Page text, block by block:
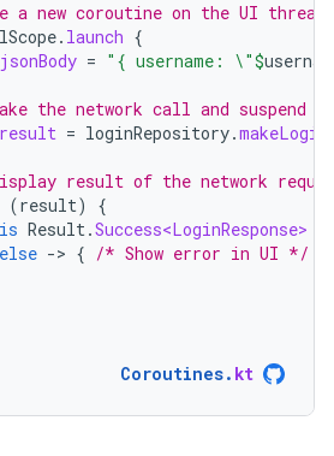
a new coroutine on the UI thread
. launch {
jsonBody = "{ username: \"$
the network call and
result = loginRepository.
result of the network
(result)
{
is Result.Success<LoginResponse>
else -> { /* Show error in UI */
Coroutines. kt